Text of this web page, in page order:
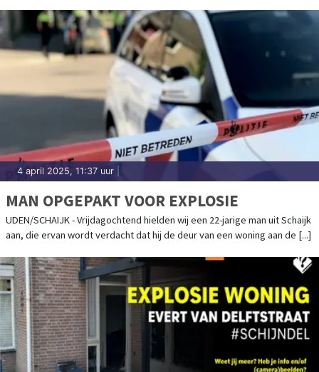
4 april 2025, 11:37 uur
MAN OPGEPAKT VOOR EXPLOSIE
UDEN/SCHAIJK - Vrijdagochtend hielden wij een 22-jarige man uit Schaijk
aan, die ervan wordt verdacht dat hij de deur van een woning aan de [...]